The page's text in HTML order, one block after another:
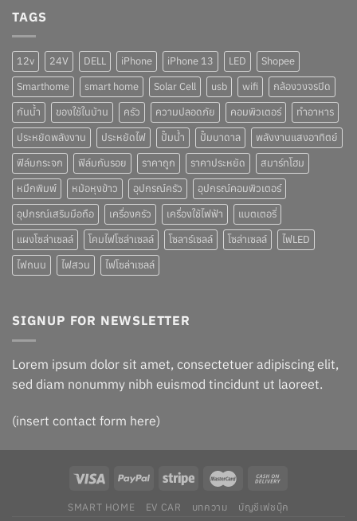
TAGS
12v 24V DELL iPhone iPhone 13 LED
Shopee
Smarthome
smart home Solar Cell usb wifi
กล้องวงจรปิด
กันน้ำ
ของใช้ในบ้าน ครัว ความปลอดภัย คอมพิวเตอร์
ทำอาหาร
ประหยัดพลังงาน
ประหยัดไฟ ปั๊มน้ำ ปั๊มบาดาล
พลังงานแสงอาทิตย์
ฟิล์มกระจก
ฟิล์มกันรอย ราคาถูก ราคาประหยัด
สมาร์ทโฮม
หมึกพิมพ์
หม้อหุงข้าว อุปกรณ์ครัว
อุปกรณ์คอมพิวเตอร์
อุปกรณ์เสริมมือถือ
เครื่องครัว เครื่องใช้ไฟฟ้า
แบตเตอรี่
แผงโซล่าเซลล์
โคมไฟโซล่าเซลล์ โซลาร์เซลล์ โซล่าเซลล์
ไฟLED
ไฟถนน
ไฟสวน ไฟโซล่าเซลล์
SIGNUP FOR NEWSLETTER
Lorem ipsum dolor sit amet, consectetuer adipiscing elit,
sed diam nonummy nibh euismod tincidunt ut laoreet.
(insert contact form here)
SMART HOME EV CAR บทความ บัญชีเฟชบุ๊ค